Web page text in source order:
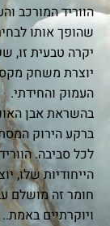
הווריד המורכב
שהופך אותו
יקרה טבעית זו,
יוצרת משחק
העמוק והחידתי.
בהשראת אבן
ברקע הירוק
לכל סביבה.
הייחודיות שלו,
חומר זה מושלם
ויוקרתיים באמת..